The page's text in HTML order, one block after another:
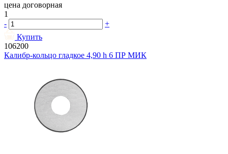
цена договорная
1
-
+
Купить
106200
Калибр-кольцо гладкое 4,90 h 6 ПР МИК